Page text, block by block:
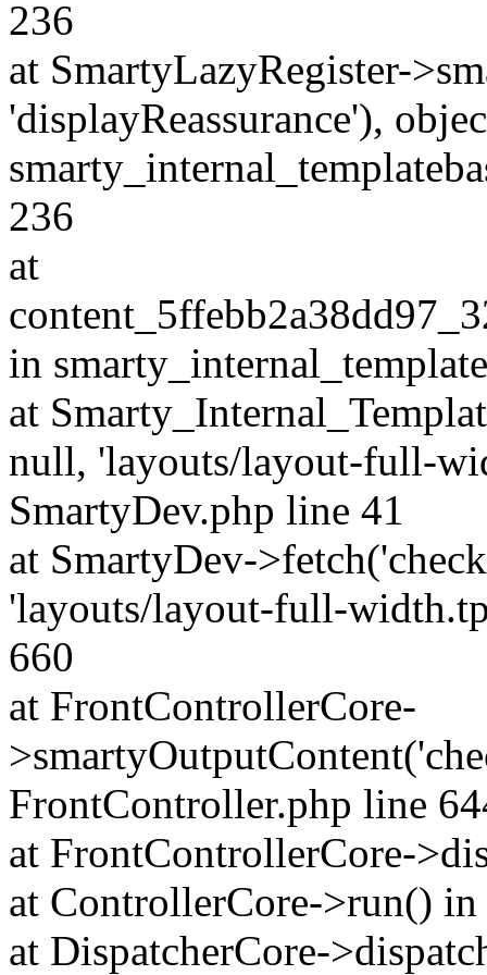
236
at SmartyLazyRegister-
'displayReassurance'),
236
at
in
at
null, 'layouts/layout-full-
SmartyDev.php line 41
at SmartyDev-
'layouts/layout-full-
660
at FrontControllerCore-
FrontController.php line
at FrontControllerCore-
at ControllerCore->run()
at DispatcherCore-